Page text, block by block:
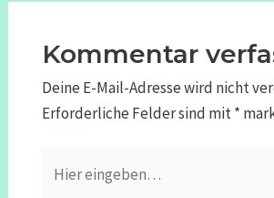
Kommentar
Deine E-Mail-Adresse wird nicht
Erforderliche Felder sind mit*
eingeben…